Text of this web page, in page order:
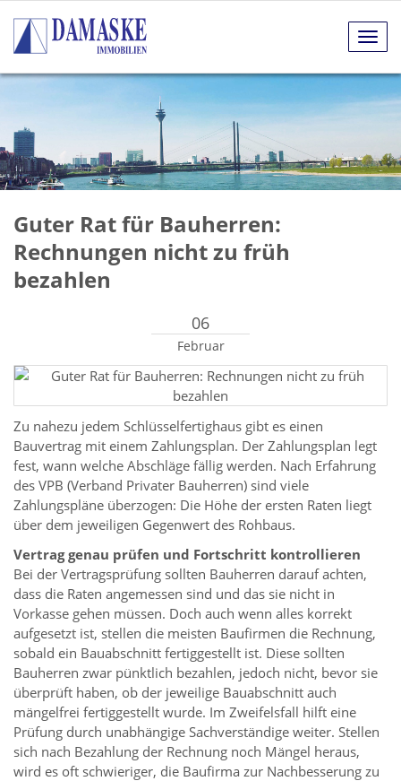
Guter Rat für Bauherren:
Rechnungen nicht zu früh
bezahlen
06
Februar
Zu nahezu jedem Schlüsselfertighaus gibt es einen
Bauvertrag mit einem Zahlungsplan. Der Zahlungsplan legt
fest, wann welche Abschläge fällig werden. Nach Erfahrung
des VPB (Verband Privater Bauherren) sind viele
Zahlungspläne überzogen: Die Höhe der ersten Raten liegt
über dem jeweiligen Gegenwert des Rohbaus.
Vertrag genau prüfen und Fortschritt kontrollieren
Bei der Vertragsprüfung sollten Bauherren darauf achten,
dass die Raten angemessen sind und das sie nicht in
Vorkasse gehen müssen. Doch auch wenn alles korrekt
aufgesetzt ist, stellen die meisten Baufirmen die Rechnung,
sobald ein Bauabschnitt fertiggestellt ist. Diese sollten
Bauherren zwar pünktlich bezahlen, jedoch nicht, bevor sie
überprüft haben, ob der jeweilige Bauabschnitt auch
mängelfrei fertiggestellt wurde. Im Zweifelsfall hilft eine
Prüfung durch unabhängige Sachverständige weiter. Stellen
sich nach Bezahlung der Rechnung noch Mängel heraus,
wird es oft schwieriger, die Baufirma zur Nachbesserung zu